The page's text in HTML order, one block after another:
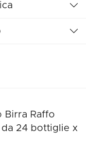
Birra Raffo
da 24 bottiglie x